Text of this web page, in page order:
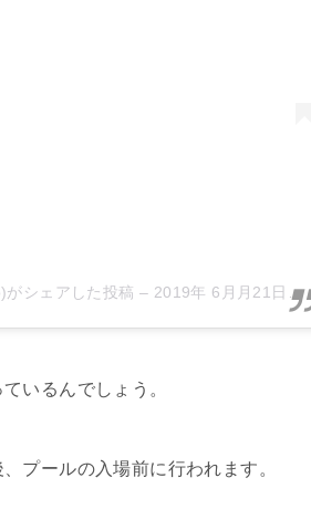
がシェアした投稿 – 2019年 6月月21日午後9時38分PDT
いるんでしょう。
プールの入場前に行われます。